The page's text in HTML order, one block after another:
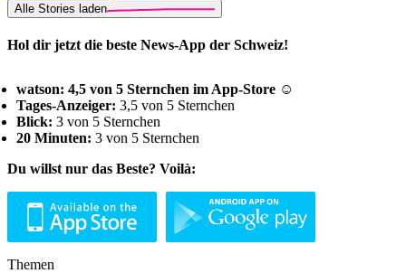
Alle Stories laden
Hol dir jetzt die beste News-App der Schweiz!
watson: 4,5 von 5 Sternchen im App-Store ☺
Tages-Anzeiger: 3,5 von 5 Sternchen
Blick: 3 von 5 Sternchen
20 Minuten: 3 von 5 Sternchen
Du willst nur das Beste? Voilà:
Themen